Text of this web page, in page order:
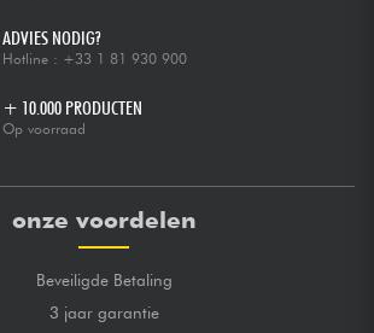
ADVIES NODIG?
Hotline : +33 1 81 930 900
+ 10.000 PRODUCTEN
Op voorraad
onze voordelen
Beveiligde Betaling
3 jaar garantie